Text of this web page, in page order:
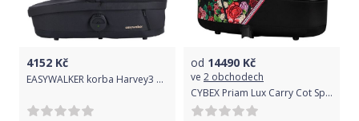
4152 Kč
EASYWALKER korba Harvey3 Premium Gold Edition
od 14490 Kč
ve 2 obchodech
CYBEX Priam Lux Carry Cot Spring Blossom Dark